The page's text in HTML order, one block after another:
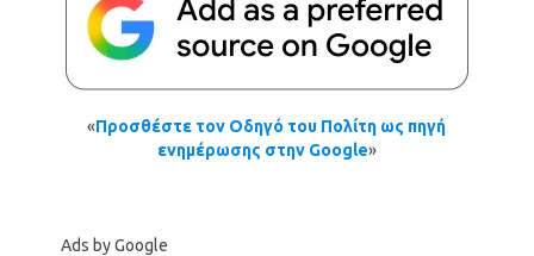
«Προσθέστε τον Οδηγό του Πολίτη ως πηγή
ενημέρωσης στην Google»
Ads by Google